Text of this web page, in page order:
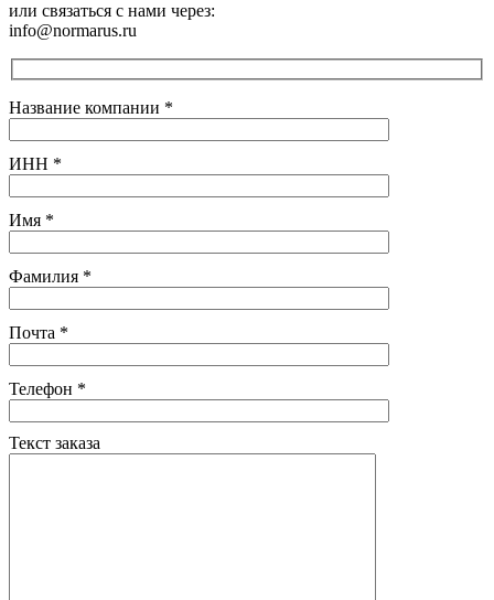
или связаться с нами через:
info@normarus.ru
Название компании *
ИНН *
Имя *
Фамилия *
Почта *
Телефон *
Текст заказа